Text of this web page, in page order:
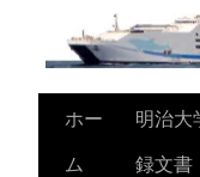
ホー
ム
明治大
録文書